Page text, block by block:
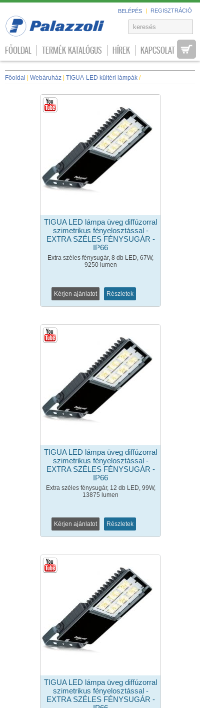
BELÉPÉS | REGISZTRÁCIÓ
FŐOLDAL TERMÉK KATALÓGUS HÍREK KAPCSOLAT
Főoldal Webáruház TIGUA-LED kültéri lámpák /
TIGUA LED lámpa üveg diffúzorral
szimetrikus fényelosztással -
EXTRA SZÉLES FÉNYSUGÁR -
IP66
Extra széles fénysugár, 8 db LED, 67W,
9250 lumen
Kérjen ajánlatot Részletek
TIGUA LED lámpa üveg diffúzorral
szimetrikus fényelosztással -
EXTRA SZÉLES FÉNYSUGÁR -
IP66
Extra széles fénysugár, 12 db LED, 99W,
13875 lumen
Kérjen ajánlatot Részletek
TIGUA LED lámpa üveg diffúzorral
szimetrikus fényelosztással -
EXTRA SZÉLES FÉNYSUGÁR -